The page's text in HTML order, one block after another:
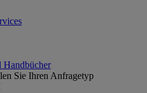
Handbücher
Sie Ihren Anfragetyp